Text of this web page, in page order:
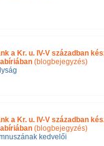
a Kr. u. IV-V században
(blogbejegyzés)
a Kr. u. IV-V században
(blogbejegyzés)
kedvelői